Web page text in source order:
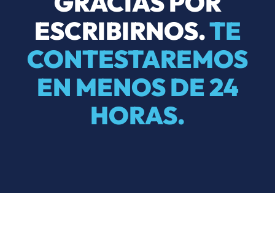
ESCRIBIRNOS.TE
CONTESTAREMOS
EN MENOS DE 24
HORAS.